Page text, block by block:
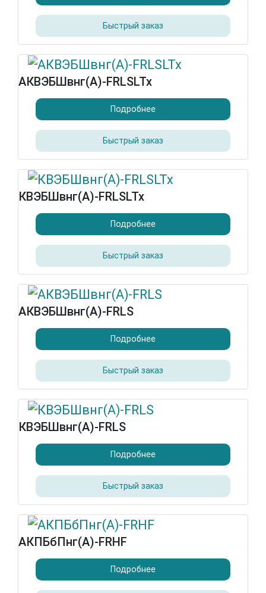
Быстрый заказ
АКВЭБШвнг(А)-FRLSLTx
Подробнее
Быстрый заказ
КВЭБШвнг(А)-FRLSLTx
Подробнее
Быстрый заказ
АКВЭБШвнг(А)-FRLS
Подробнее
Быстрый заказ
КВЭБШвнг(А)-FRLS
Подробнее
Быстрый заказ
АКПБбПнг(А)-FRHF
Подробнее